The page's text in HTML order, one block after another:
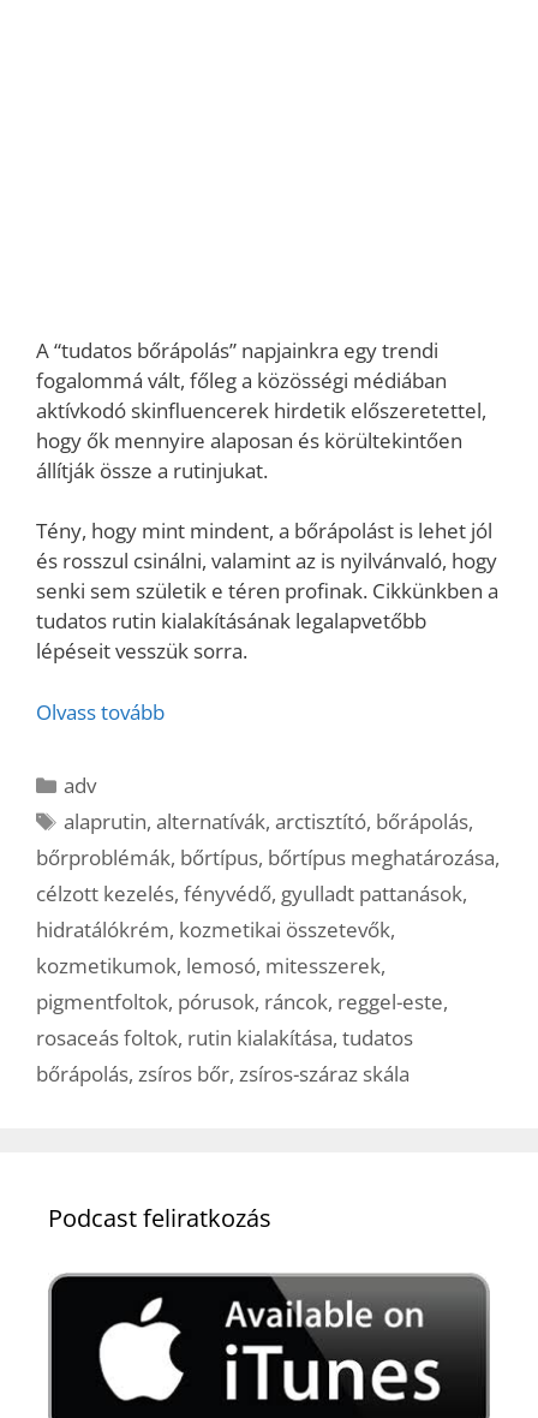
A “tudatos bőrápolás” napjainkra egy trendi
fogalommá vált, főleg a közösségi médiában
aktívkodó skinfluencerek hirdetik előszeretettel,
hogy ők mennyire alaposan és körültekintően
állítják össze a rutinjukat.
Tény, hogy mint mindent, a bőrápolást is lehet jól
és rosszul csinálni, valamint az is nyilvánvaló, hogy
senki sem születik e téren profinak. Cikkünkben a
tudatos rutin kialakításának legalapvetőbb
lépéseit vesszük sorra.
Olvass tovább
Kategória
adv
Címkék
alaprutin,alternatívák,arctisztító, bőrápolás,
bőrproblémák, bőrtípus, bőrtípus meghatározása,
célzott kezelés, fényvédő, gyulladt pattanások,
hidratálókrém, kozmetikai összetevők,
kozmetikumok, lemosó, mitesszerek,
pigmentfoltok, pórusok, ráncok, reggel-este,
rosaceás foltok, rutin kialakítása, tudatos
bőrápolás, zsíros bőr, zsíros-száraz skála
Podcast feliratkozás